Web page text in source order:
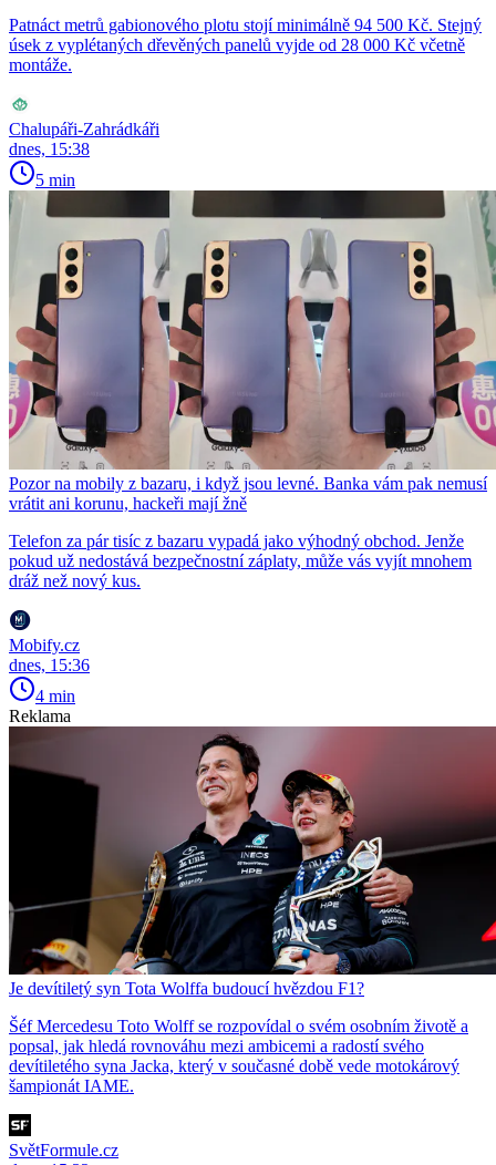
Patnáct metrů gabionového plotu stojí minimálně 94 500 Kč. Stejný
úsek z vyplétaných dřevěných panelů vyjde od 28 000 Kč včetně
montáže.
Chalupáři-Zahrádkáři
dnes, 15:38
5 min
Pozor na mobily z bazaru, i když jsou levné. Banka vám pak nemusí
vrátit ani korunu, hackeři mají žně
Telefon za pár tisíc z bazaru vypadá jako výhodný obchod. Jenže
pokud už nedostává bezpečnostní záplaty, může vás vyjít mnohem
dráž než nový kus.
Mobify.cz
dnes, 15:36
4 min
Reklama
Je devítiletý syn Tota Wolffa budoucí hvězdou F1?
Šéf Mercedesu Toto Wolff se rozpovídal o svém osobním životě a
popsal, jak hledá rovnováhu mezi ambicemi a radostí svého
devítiletého syna Jacka, který v současné době vede motokárový
šampionát IAME.
SvětFormule.cz